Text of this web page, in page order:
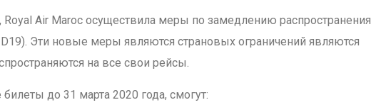
Royal Air Maroc осуществила меры по замедлению распространения
Эти новые меры являются страновых ограничений являются
на все свои рейсы.
до 31 марта 2020 года, смогут: